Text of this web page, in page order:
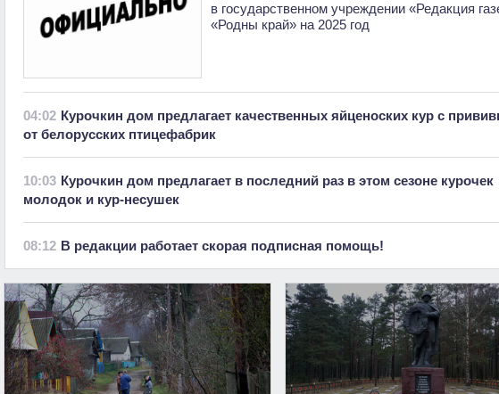
в государственном учреждении «Редакция
«Родны край» на 2025 год
04:02 Курочкин дом предлагает качественных яйценоских кур с
от белорусских птицефабрик
10:03 Курочкин дом предлагает в последний раз в этом сезоне курочек
молодок и кур-несушек
08:12 В редакции работает скорая подписная помощь!